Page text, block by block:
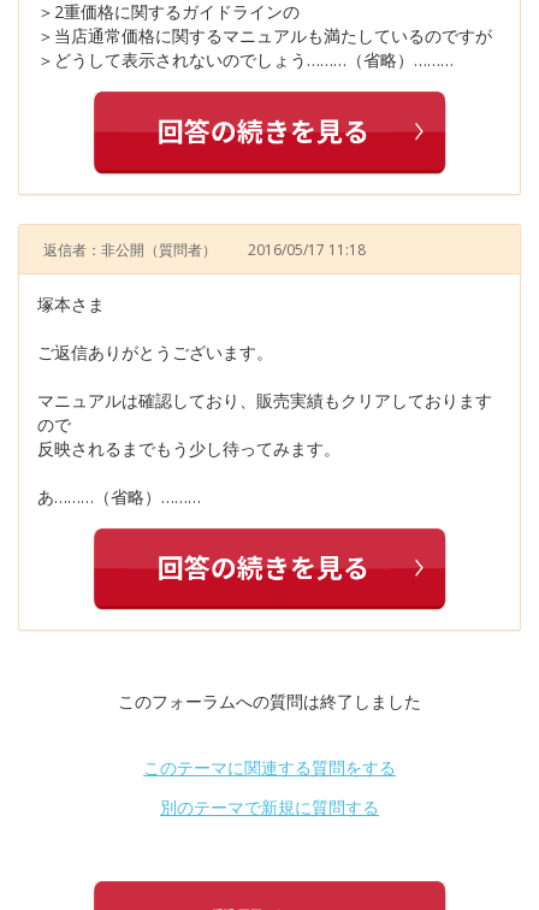
＞2重価格に関するガイドラインの
＞当店通常価格に関するマニュアルも満たしているのですが
＞どうして表示されないのでしょう………（省略）………
返信者：非公開 （質問者） 2016/05/17 11:18
塚本さま
ご返信ありがとうございます。
マニュアルは確認しており、販売実績もクリアしております
ので
反映されるまでもう少し待ってみます。
あ………（省略）………
このフォーラムへの質問は終了しました
このテーマに関連する質問をする
別のテーマで新規に質問する